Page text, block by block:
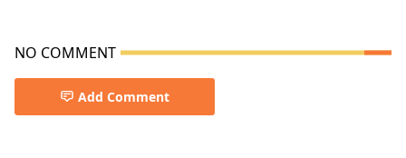
NO COMMENT
Add Comment